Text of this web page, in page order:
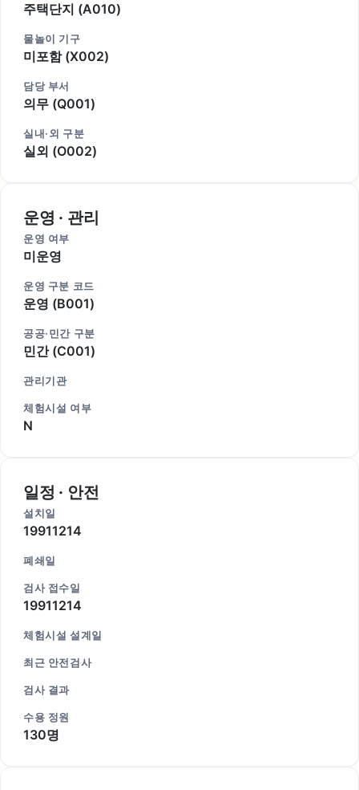
주택단지 (A010)
물놀이 기구
미포함 (X002)
담당 부서
의무 (Q001)
실내·외 구분
실외 (O002)
운영 · 관리
운영 여부
미운영
운영 구분 코드
운영 (B001)
공공·민간 구분
민간 (C001)
관리기관
체험시설 여부
N
일정 · 안전
설치일
19911214
폐쇄일
검사 접수일
19911214
체험시설 설계일
최근 안전검사
검사 결과
수용 정원
130명